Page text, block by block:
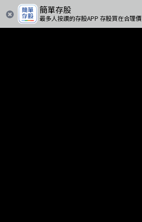
簡單存股
最多人按讚的存股APP 存股買在合理價